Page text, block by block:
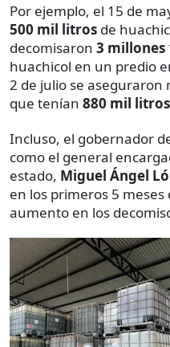
Por ejemplo, el 15 de
500 mil litros de
decomisaron 3 millones
huachicol en un predio
2 de julio se aseguraron
que tenían 880 mil litros
Incluso, el gobernador
como el general
estado, Miguel Ángel
en los primeros 5
aumento en los